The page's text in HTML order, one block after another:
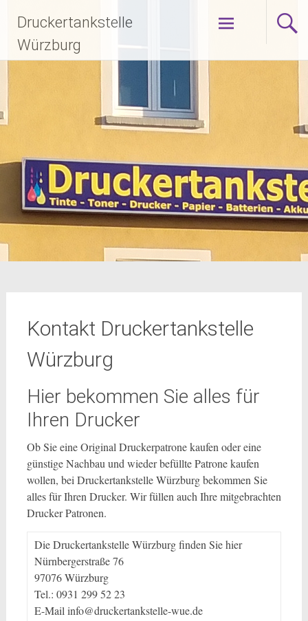
Inhalt
springen
Druckertankstelle
Würzburg
Kontakt Druckertankstelle
Würzburg
Hier bekommen Sie alles für
Ihren Drucker
Ob Sie eine Original Druckerpatrone kaufen oder eine
günstige Nachbau und wieder befüllte Patrone kaufen
wollen, bei Druckertankstelle Würzburg bekommen Sie
alles für Ihren Drucker. Wir füllen auch Ihre mitgebrachten
Drucker Patronen.
Die Druckertankstelle Würzburg finden Sie hier
Nürnbergerstraße 76
97076 Würzburg
Tel.: 0931 299 52 23
E-Mail info@druckertankstelle-wue.de